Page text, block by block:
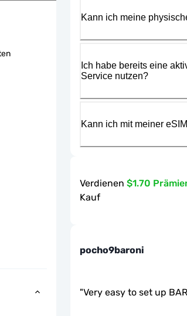
Kann ich meine
Ich habe bereits eine
Service nutzen?
Kann ich mit meiner
Verdienen $1.70
Kauf
pocho9baroni
"Very easy to set up